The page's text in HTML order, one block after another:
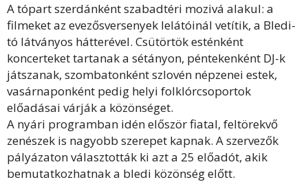
A tópart szerdánként szabadtéri mozivá alakul: a
filmeket az evezősversenyek lelátóinál vetítik, a Bledi-
tó látványos hátterével. Csütörtök esténként
koncerteket tartanak a sétányon, péntekenként DJ-k
játszanak, szombatonként szlovén népzenei estek,
vasárnaponként pedig helyi folklórcsoportok
előadásai várják a közönséget.
A nyári programban idén először fiatal, feltörekvő
zenészek is nagyobb szerepet kapnak. A szervezők
pályázaton választották ki azt a 25 előadót, akik
bemutatkozhatnak a bledi közönség előtt.